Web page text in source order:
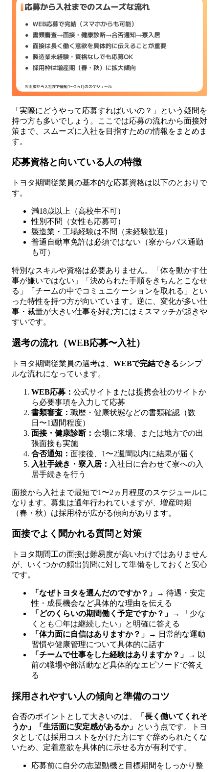
「実際にどうやって応募すればいいの？」という疑問を
持つ方も多いでしょう。ここでは応募の流れから面接対
策まで、スムーズに入社を目指すための情報をまとめま
す。
応募資格と向いている人の特徴
トヨタ期間従業員の基本的な応募資格は以下のとおりで
す。
満18歳以上（高校生不可）
性別不問（女性も応募可）
製造業・工場経験は不問（未経験歓迎）
普通自動車免許は必須ではない（寮からバス通勤
も可）
特別なスキルや資格は必要ありません。「体を動かす仕
事が嫌いではない」「決められた手順をきちんとこなせ
る」「チームの中でコミュニケーションを取れる」とい
った特性を持つ方が向いています。逆に、変化が多い仕
事・裁量が大きい仕事を好む方にはミスマッチが起きや
すいです。
選考の流れ（WEB応募〜入社）
トヨタ期間従業員の選考は、 WEBで完結できるシンプ
ルな流れになっています。
WEB応募： 公式サイトまたは提携会社のサイトか
ら必要事項を入力して応募
書類審査： 職歴・健康状態などの書類確認（数
日〜1週間程度）
面接・健康診断： 会場に来場、または地方での出
張面接も実施
合否通知： 面接後、1〜2週間以内に結果が届く
入社手続き・寮入居： 入社日に合わせて寮への入
居手続きを行う
面接から入社まで最短で1〜2ヵ月程度のスケジュールに
なります。募集は通年行われていますが、増産時期
（春・秋）は採用枠が広がる傾向があります。
面接でよく聞かれる質問と対策
トヨタ期間工の面接は難易度が高いわけではありません
が、いくつかの頻出質問に対して準備をしておくと安心
です。
「なぜトヨタを選んだのですか？」
→ 待遇・安定
性・成長機会など具体的な理由を伝える
「どのくらいの期間働く予定ですか？」
→ 「少な
くとも〇年は継続したい」と明確に答える
「体力面に自信はありますか？」
→ 日常的な運動
習慣や健康管理について具体的に話す
「チームで仕事をした経験はありますか？」
→ 以
前の職場や部活動など具体的なエピソードで答え
る
採用されやすい人の傾向と準備のコツ
合否のポイントとして大きいのは、
「長く働いてくれそ
うか」「生活面に安定感があるか」 という点です。トヨ
タとしては採用コストをかけた方にすぐ辞められたくな
いため、定着意欲を具体的に示せる方が有利です。
応募前に自分の志望動機と目標期間をしっかり整